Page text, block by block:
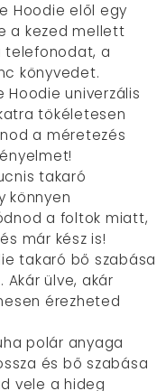
Hoodie elől egy
a kezed mellett
telefonodat, a
könyvedet.
Hoodie univerzális
tökéletesen
a méretezés
takaró
könnyen
a foltok miatt,
már kész is!
takaró bő szabása
ülve, akár
érezheted
polár anyaga
és bő szabása
vele a hideg